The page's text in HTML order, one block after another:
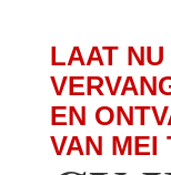
LAAT
EN
VAN MEI